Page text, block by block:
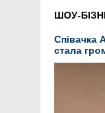
ШОУ-
Співачка
стала